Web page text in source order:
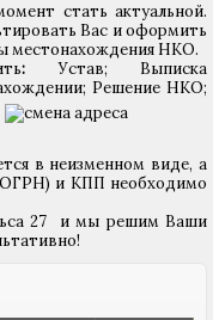
стать актуальной.
Вас и оформить
местонахождения НКО.
:Устав; Выписка
Решение НКО;
в неизменном виде, а
и КПП необходимо
27 и мы решим Ваши